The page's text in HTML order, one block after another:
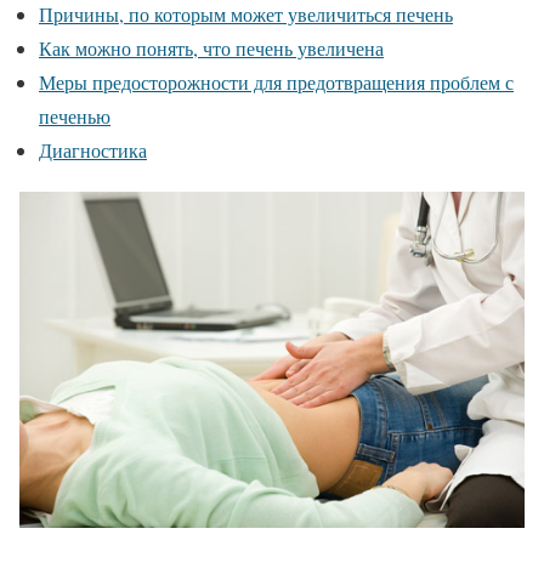
Причины, по которым может увеличиться печень
Как можно понять, что печень увеличена
Меры предосторожности для предотвращения проблем с
печенью
Диагностика